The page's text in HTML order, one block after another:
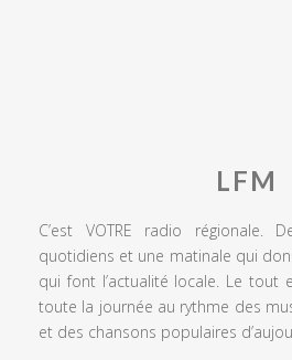
LFM
C’est VOTRE radio régionale.
quotidiens et une matinale qui
qui font l’actualité locale. Le tout
toute la journée au rythme des
et des chansons populaires